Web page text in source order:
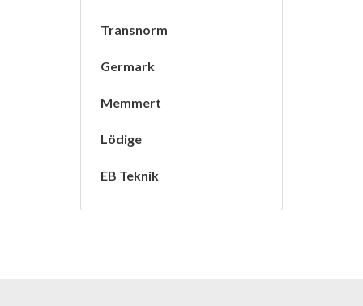
Transnorm
Germark
Memmert
Lödige
EB Teknik